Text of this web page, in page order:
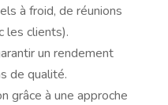
à froid, de réunions
les clients).
un rendement
de qualité.
grâce à une approche